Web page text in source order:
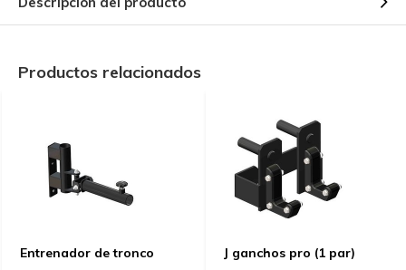
Productos relacionados
Entrenador de tronco J ganchos pro (1 par)